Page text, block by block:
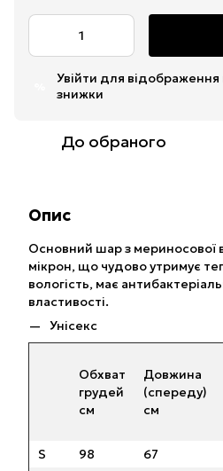
Увійти для відображення
знижки
До обраного
Опис
Основний шар з мериносової
мікрон, що чудово утримує
вологість, має
властивості.
Унісекс
Обхват
грудей
см
Довжина
(спереду)
см
S 98 67